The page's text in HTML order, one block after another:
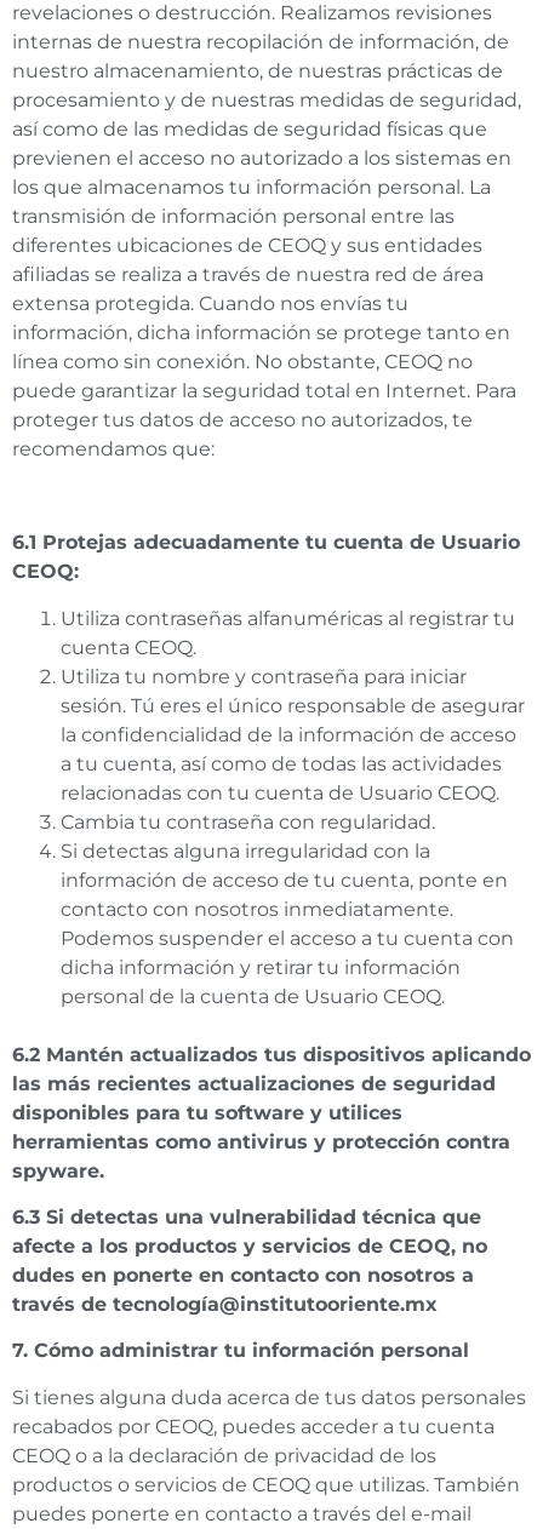
revelaciones o destrucción. Realizamos revisiones
internas de nuestra recopilación de información, de
nuestro almacenamiento, de nuestras prácticas de
procesamiento y de nuestras medidas de seguridad,
así como de las medidas de seguridad físicas que
previenen el acceso no autorizado a los sistemas en
los que almacenamos tu información personal. La
transmisión de información personal entre las
diferentes ubicaciones de CEOQ y sus entidades
afiliadas se realiza a través de nuestra red de área
extensa protegida. Cuando nos envías tu
información, dicha información se protege tanto en
línea como sin conexión. No obstante, CEOQ no
puede garantizar la seguridad total en Internet. Para
proteger tus datos de acceso no autorizados, te
recomendamos que:
6.1 Protejas adecuadamente tu cuenta de Usuario
CEOQ:
Utiliza contraseñas alfanuméricas al registrar tu
cuenta CEOQ.
Utiliza tu nombre y contraseña para iniciar
sesión. Tú eres el único responsable de asegurar
la confidencialidad de la información de acceso
a tu cuenta, así como de todas las actividades
relacionadas con tu cuenta de Usuario CEOQ.
Cambia tu contraseña con regularidad.
Si detectas alguna irregularidad con la
información de acceso de tu cuenta, ponte en
contacto con nosotros inmediatamente.
Podemos suspender el acceso a tu cuenta con
dicha información y retirar tu información
personal de la cuenta de Usuario CEOQ.
6.2 Mantén actualizados tus dispositivos aplicando
las más recientes actualizaciones de seguridad
disponibles para tu software y utilices
herramientas como antivirus y protección contra
spyware.
6.3 Si detectas una vulnerabilidad técnica que
afecte a los productos y servicios de CEOQ, no
dudes en ponerte en contacto con nosotros a
través de tecnología@institutooriente.mx
7. Cómo administrar tu información personal
Si tienes alguna duda acerca de tus datos personales
recabados por CEOQ, puedes acceder a tu cuenta
CEOQ o a la declaración de privacidad de los
productos o servicios de CEOQ que utilizas. También
puedes ponerte en contacto a través del e-mail